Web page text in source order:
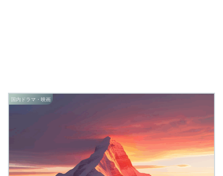
国内ドラマ・映画